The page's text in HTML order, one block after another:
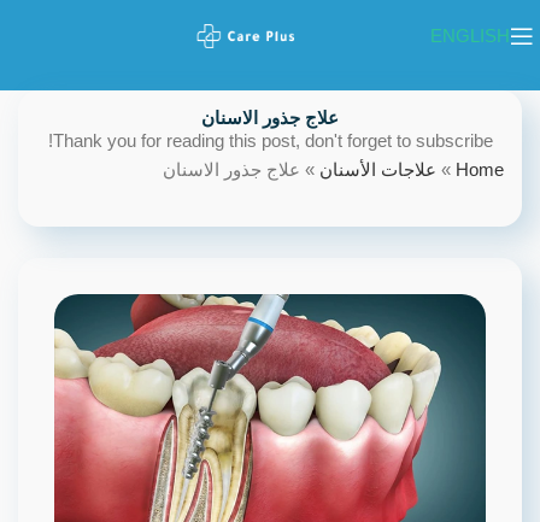
ENGLISH
علاج جذور الاسنان
Thank you for reading this post, don't forget to subscribe!
Home
» علاجات الأسنان » علاج جذور الاسنان